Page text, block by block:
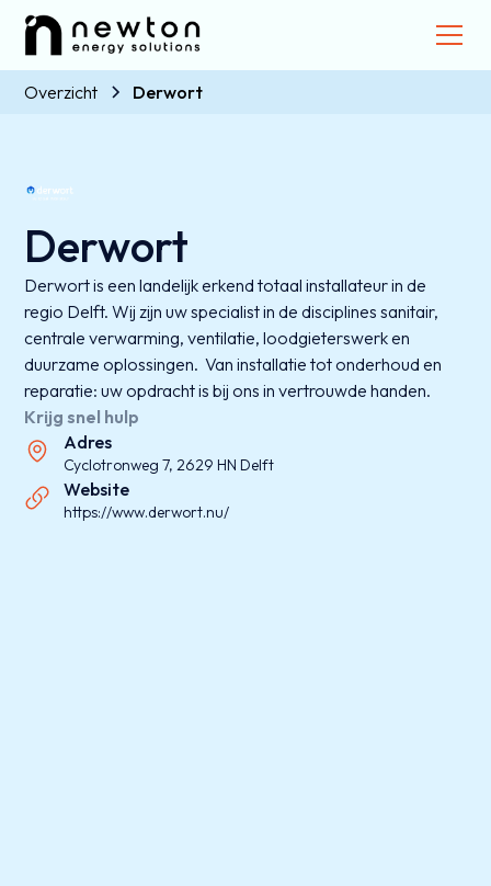
Overzicht Derwort
Derwort
Derwort is een landelijk erkend totaal installateur in de
regio Delft. Wij zijn uw specialist in de disciplines sanitair,
centrale verwarming, ventilatie, loodgieterswerk en
duurzame oplossingen. Van installatie tot onderhoud en
reparatie: uw opdracht is bij ons in vertrouwde handen.
Krijg snel hulp
Adres
Cyclotronweg 7, 2629 HN Delft
Website
https://www.derwort.nu/